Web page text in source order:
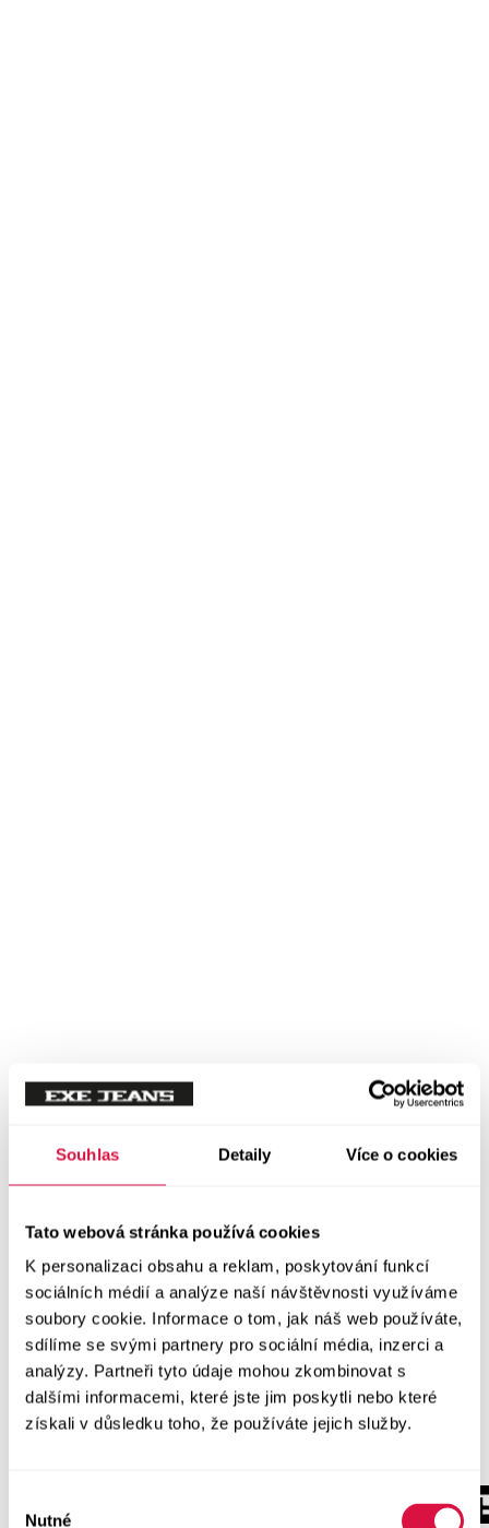
Souhlas Detaily Více o cookies
Tato webová stránka používá cookies
K personalizaci obsahu a reklam, poskytování funkcí
sociálních médií a analýze naší návštěvnosti využíváme
soubory cookie. Informace o tom, jak náš web používáte,
sdílíme se svými partnery pro sociální média, inzerci a
analýzy. Partneři tyto údaje mohou zkombinovat s
dalšími informacemi, které jste jim poskytli nebo které
získali v důsledku toho, že používáte jejich služby.
Nutné